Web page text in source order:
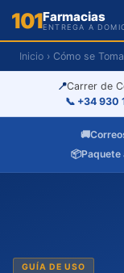
101Farmacias
ENTREGA A
Inicio › Cómo se
📍Carrer de
📞 +34 930
🚚
📦Paquete
GUÍA DE USO